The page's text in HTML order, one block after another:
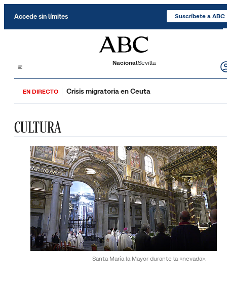
Accede sin límites Suscríbete a ABC
NacionalSevilla
EN DIRECTO Crisis migratoria en Ceuta
CULTURA
Santa María la Mayor durante la «nevada».